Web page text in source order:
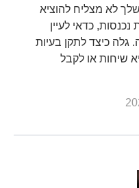
לא מצליח להוציא
כדאי לעיין
גלה כיצד לתקן בעיות
שיחות או לקבל